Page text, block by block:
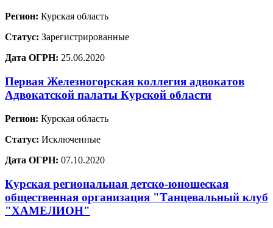
Регион: Курская область
Статус: Зарегистрированные
Дата ОГРН: 25.06.2020
Первая Железногорская коллегия адвокатов
Адвокатской палаты Курской области
Регион: Курская область
Статус: Исключенные
Дата ОГРН: 07.10.2020
Курская региональная детско-юношеская
общественная организация "Танцевальный клуб
"ХАМЕЛИОН"